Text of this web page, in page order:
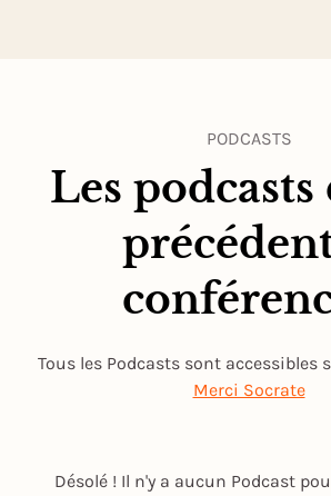
PODCASTS
Les podcasts
Tous les Podcasts sont accessibles
Merci Socrate
Désolé ! Il n'y a aucun Podcast